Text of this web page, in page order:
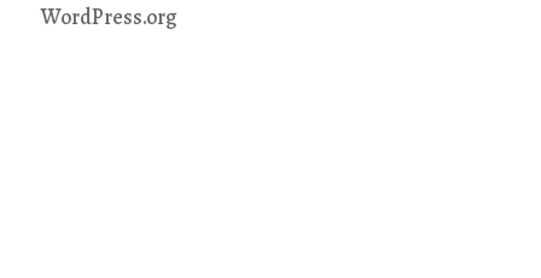
WordPress.org